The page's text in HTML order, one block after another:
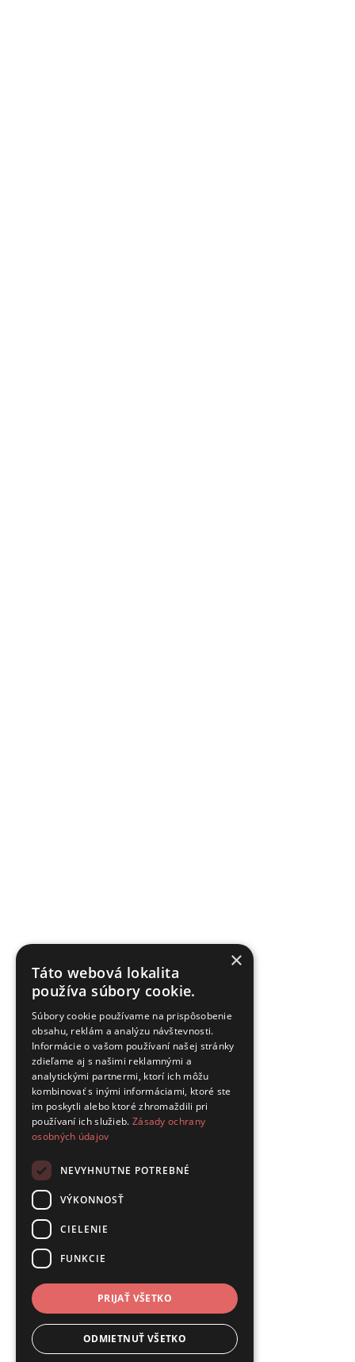
×
Táto webová lokalita
používa súbory cookie.
Súbory cookie používame na prispôsobenie
obsahu, reklám a analýzu návštevnosti.
Informácie o vašom používaní našej stránky
zdieľame aj s našimi reklamnými a
analytickými partnermi, ktorí ich môžu
kombinovať s inými informáciami, ktoré ste
im poskytli alebo ktoré zhromaždili pri
používaní ich služieb. Zásady ochrany
osobných údajov
NEVYHNUTNE POTREBNÉ
VÝKONNOSŤ
CIELENIE
FUNKCIE
PRIJAŤ VŠETKO
ODMIETNUŤ VŠETKO